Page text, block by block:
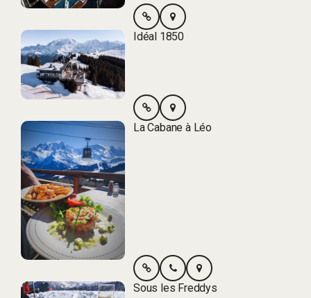
Idéal 1850
La Cabane à Léo
Sous les Freddys